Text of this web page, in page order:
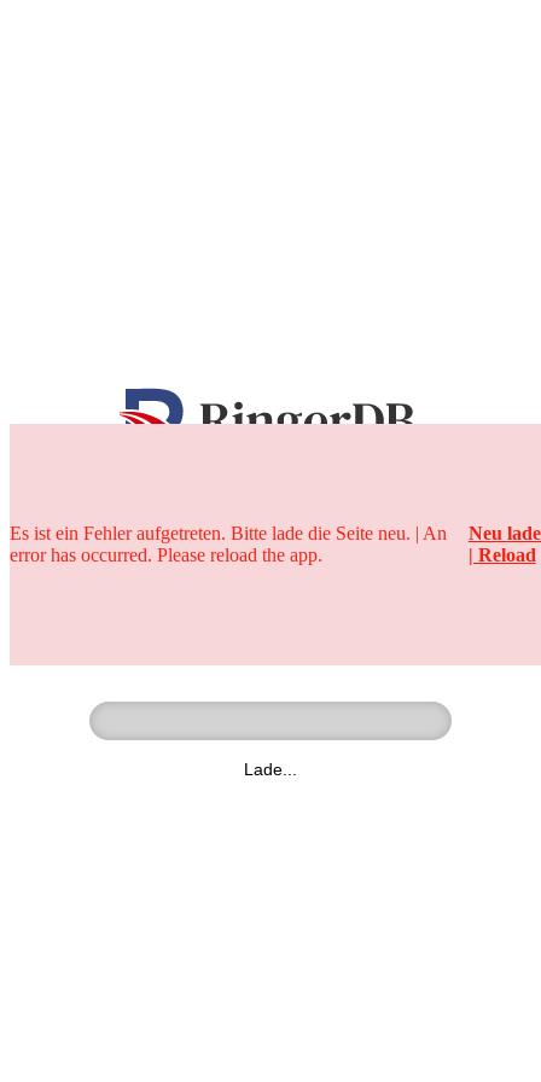
25 Jahre
Lade...
Es ist ein Fehler aufgetreten. Bitte lade die Seite neu. | An
error has occurred. Please reload the app.
Neu
| Reload